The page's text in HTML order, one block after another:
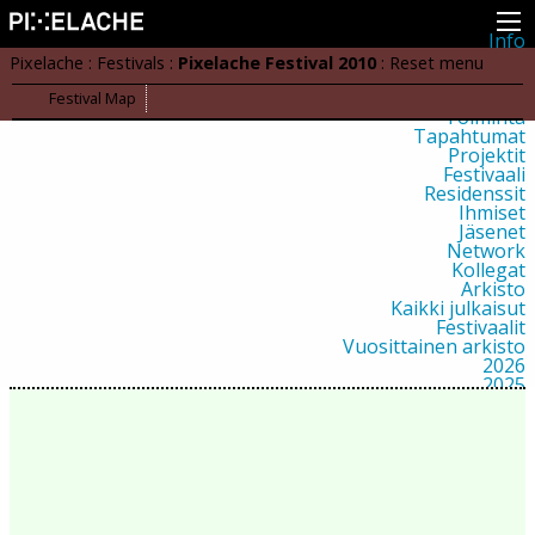
Info
Pikseliähkystä
Viimeisimmät uutiset
Toiminta
Tapahtumat
Projektit
Festivaali
Residenssit
Ihmiset
Jäsenet
Network
Kollegat
Arkisto
Kaikki julkaisut
Festivaalit
Vuosittainen arkisto
2026
2025
Pixelache : Festivals : Pixelache Festival 2010 : Reset menu
Festival Map